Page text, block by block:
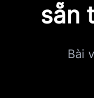
sẵn
Bài